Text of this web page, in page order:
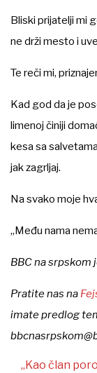
Bliski prijatelji mi
ne drži mesto i
Te reči mi,
Kad god da je
limenoj činiji
kesa sa
jak zagrljaj.
Na svako moje
„Među nama
BBC na srpskom
Pratite nas na
imate predlog
„Kao član